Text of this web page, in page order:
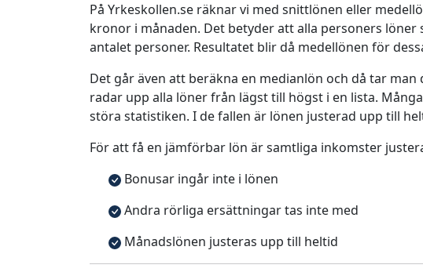
På Yrkeskollen.se räknar vi med snittlönen eller
kronor i månaden. Det betyder att alla personers
antalet personer. Resultatet blir då medellönen för
Det går även att beräkna en medianlön och då tar
radar upp alla löner från lägst till högst i en lista.
störa statistiken. I de fallen är lönen justerad upp till
För att få en jämförbar lön är samtliga inkomster
Bonusar ingår inte i lönen
Andra rörliga ersättningar tas inte med
Månadslönen justeras upp till heltid